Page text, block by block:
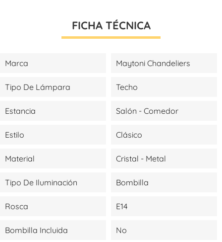
FICHA TÉCNICA
Marca Maytoni Chandeliers
Tipo De Lámpara Techo
Estancia Salón - Comedor
Estilo Clásico
Material Cristal - Metal
Tipo De Iluminación Bombilla
Rosca E14
Bombilla Incluida No